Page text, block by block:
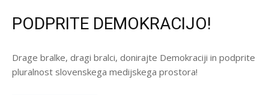
PODPRITE DEMOKRACIJO!
Drage bralke, dragi bralci, donirajte Demokraciji in podprite
pluralnost slovenskega medijskega prostora!